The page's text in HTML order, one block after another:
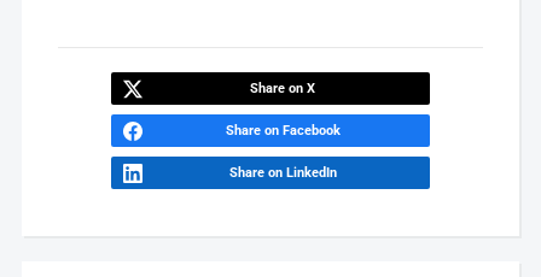
Share on X
Share on Facebook
Share on LinkedIn